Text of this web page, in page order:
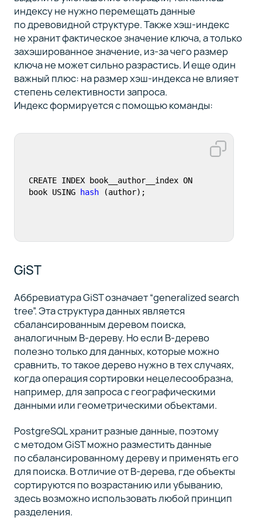
индексу не нужно перемещать данные
по древовидной структуре. Также хэш-индекс
не хранит фактическое значение ключа, а только
захэшированное значение, из-за чего размер
ключа не может сильно разрастись. И еще один
важный плюс: на размер хэш-индекса не влияет
степень селективности запроса.
Индекс формируется с помощью команды:
CREATE INDEX book__author__index ON
book USING
hash (author);
GiST
Аббревиатура GiST означает “generalized search
tree”. Эта структура данных является
сбалансированным деревом поиска,
аналогичным B-дереву. Но если B-дерево
полезно только для данных, которые можно
сравнить, то такое дерево нужно в тех случаях,
когда операция сортировки нецелесообразна,
например, для запроса с географическими
данными или геометрическими объектами.
PostgreSQL хранит разные данные, поэтому
с методом GiST можно разместить данные
по сбалансированному дереву и применять его
для поиска. В отличие от B-дерева, где объекты
сортируются по возрастанию или убыванию,
здесь возможно использовать любой принцип
разделения.